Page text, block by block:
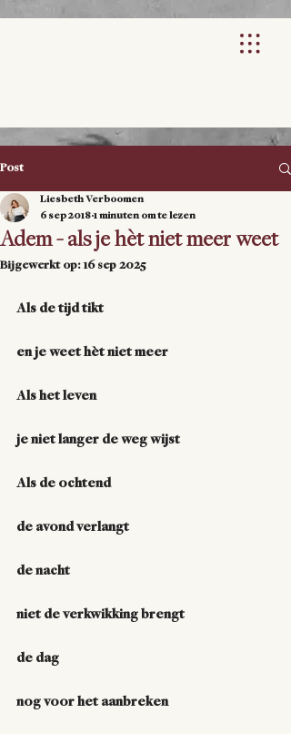
Post
Adem - als je hèt niet meer weet
Liesbeth Verboomen
6 sep 2018 1 minuten om te lezen
Bijgewerkt op:16 sep 2025
Als de tijd tikt
en je weet hèt niet meer
Als het leven
je niet langer de weg wijst
Als de ochtend
de avond verlangt
de nacht
niet de verkwikking brengt
de dag
nog voor het aanbreken